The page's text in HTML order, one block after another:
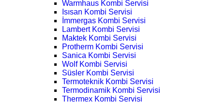
Warmhaus Kombi Servisi
Isısan Kombi Servisi
İmmergas Kombi Servisi
Lambert Kombi Servisi
Maktek Kombi Servisi
Protherm Kombi Servisi
Sanica Kombi Servisi
Wolf Kombi Servisi
Süsler Kombi Servisi
Termoteknik Kombi Servisi
Termodinamik Kombi Servisi
Thermex Kombi Servisi